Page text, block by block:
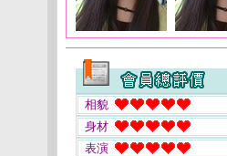
相貌
身材
表演